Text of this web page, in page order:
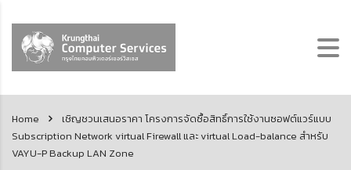
Home
เชิญชวนเสนอราคา โครงการจัดซื้อสิทธิ์การใช้งานซอฟต์แวร์แบบ
Subscription Network virtual Firewall และ virtual Load-balance สำหรับ
VAYU-P Backup LAN Zone